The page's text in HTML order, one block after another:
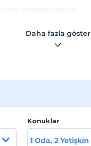
Daha fazla göster
Konuklar
1 Oda, 2 Yetişkin